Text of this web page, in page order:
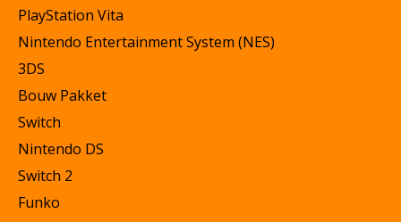
PlayStation Vita
Nintendo Entertainment System (NES)
3DS
Bouw Pakket
Switch
Nintendo DS
Switch 2
Funko